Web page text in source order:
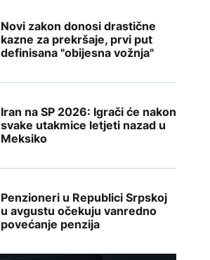
Novi zakon donosi drastične
kazne za prekršaje, prvi put
definisana "obijesna vožnja"
Iran na SP 2026: Igrači će nakon
svake utakmice letjeti nazad u
Meksiko
Penzioneri u Republici Srpskoj
u avgustu očekuju vanredno
povećanje penzija